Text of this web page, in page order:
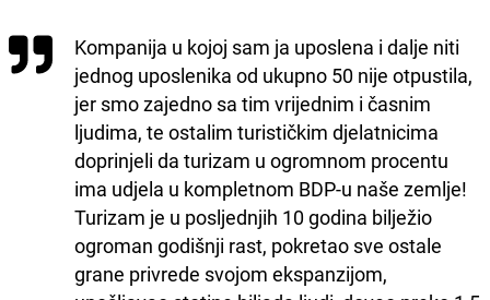
Kompanija u kojoj sam ja uposlena i dalje niti
jednog uposlenika od ukupno 50 nije otpustila,
jer smo zajedno sa tim vrijednim i časnim
ljudima, te ostalim turističkim djelatnicima
doprinjeli da turizam u ogromnom procentu
ima udjela u kompletnom BDP-u naše zemlje!
Turizam je u posljednjih 10 godina bilježio
ogroman godišnji rast, pokretao sve ostale
grane privrede svojom ekspanzijom,